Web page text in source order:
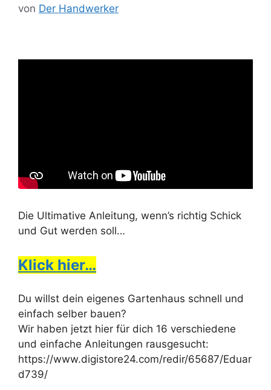
von Der Handwerker
Die Ultimative Anleitung, wenn’s richtig Schick
und Gut werden soll…
Klick hier…
Du willst dein eigenes Gartenhaus schnell und
einfach selber bauen?
Wir haben jetzt hier für dich 16 verschiedene
und einfache Anleitungen rausgesucht:
https://www.digistore24.com/redir/65687/Eduar
d739/